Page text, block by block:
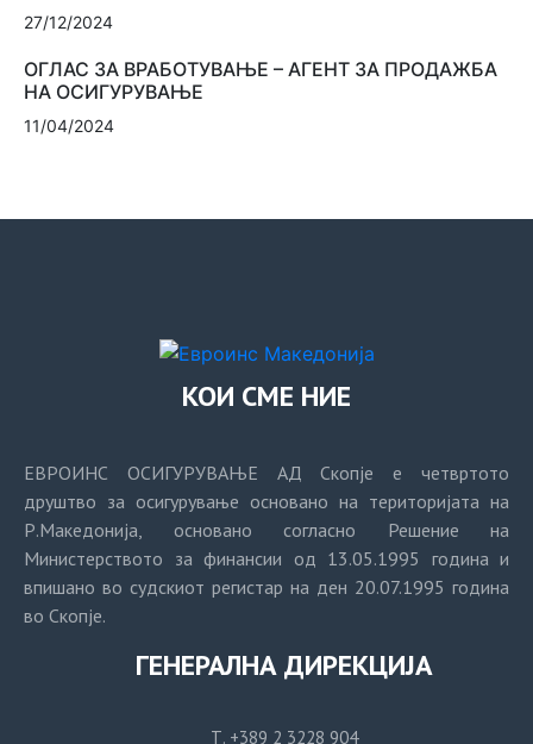
27/12/2024
ОГЛАС ЗА ВРАБОТУВАЊЕ – АГЕНТ ЗА ПРОДАЖБА
НА ОСИГУРУВАЊЕ
11/04/2024
КОИ СМЕ НИЕ
ЕВРОИНС ОСИГУРУВАЊЕ АД Скопје е четвртото
друштво за осигурување основано на територијата на
Р.Македонија, основано согласно Решение на
Министерството за финансии од 13.05.1995 година и
впишано во судскиот регистар на ден 20.07.1995 година
во Скопје.
ГЕНЕРАЛНА ДИРЕКЦИЈА
Т. +389 2 3228 904